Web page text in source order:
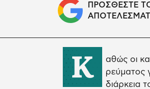
ΠΡΟΣΘΕΣΤΕ
Κ
αθώς οι
ρεύματος
διάρκεια